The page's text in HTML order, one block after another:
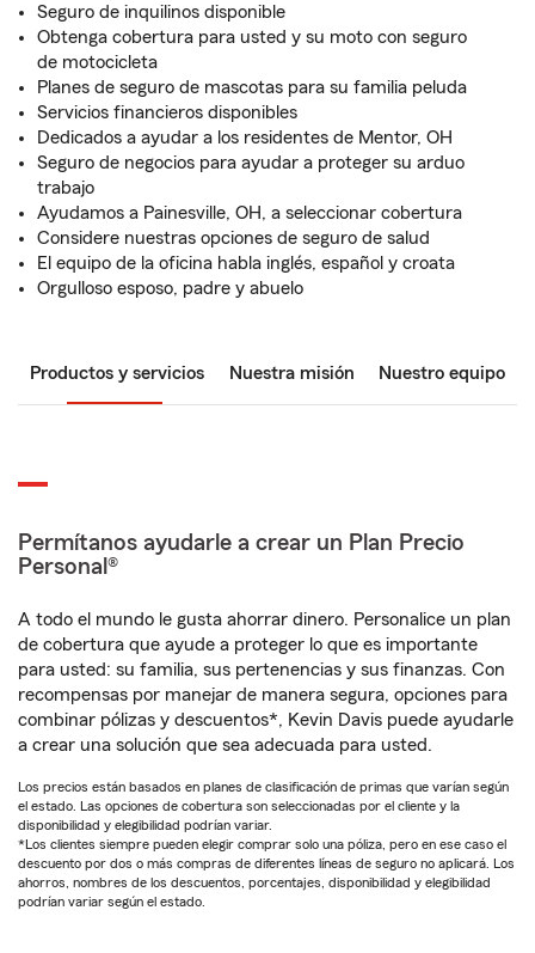
Seguro de inquilinos disponible
Obtenga cobertura para usted y su moto con seguro
de motocicleta
Planes de seguro de mascotas para su familia peluda
Servicios financieros disponibles
Dedicados a ayudar a los residentes de Mentor, OH
Seguro de negocios para ayudar a proteger su arduo
trabajo
Ayudamos a Painesville, OH, a seleccionar cobertura
Considere nuestras opciones de seguro de salud
El equipo de la oficina habla inglés, español y croata
Orgulloso esposo, padre y abuelo
Productos y servicios Nuestra misión Nuestro equipo
Permítanos ayudarle a crear un Plan Precio
Personal®
A todo el mundo le gusta ahorrar dinero. Personalice un plan
de cobertura que ayude a proteger lo que es importante
para usted: su familia, sus pertenencias y sus finanzas. Con
recompensas por manejar de manera segura, opciones para
combinar pólizas y descuentos*, Kevin Davis puede ayudarle
a crear una solución que sea adecuada para usted.
Los precios están basados en planes de clasificación de primas que varían según
el estado. Las opciones de cobertura son seleccionadas por el cliente y la
disponibilidad y elegibilidad podrían variar.
*Los clientes siempre pueden elegir comprar solo una póliza, pero en ese caso el
descuento por dos o más compras de diferentes líneas de seguro no aplicará. Los
ahorros, nombres de los descuentos, porcentajes, disponibilidad y elegibilidad
podrían variar según el estado.